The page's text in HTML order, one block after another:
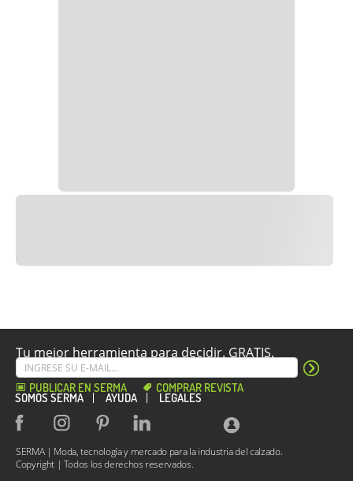
Tu mejor herramienta para decidir. GRATIS.
PUBLICAR EN SERMA COMPRAR REVISTA
SOMOS SERMA AYUDA LEGALES
SERMA | Moda, tecnología y mercado para la industria del calzado.
Copyright | Todos los derechos reservados.